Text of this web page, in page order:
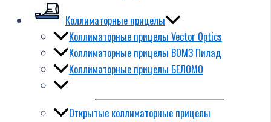
Коллиматорные прицелы
Коллиматорные прицелы Vector Optics
Коллиматорные прицелы ВОМЗ Пилад
Коллиматорные прицелы БЕЛОМО
Открытые коллиматорные прицелы